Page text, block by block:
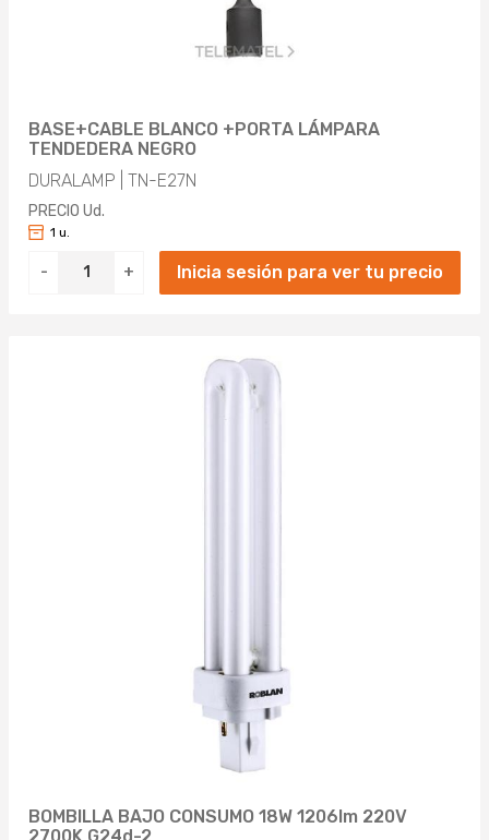
BASE+CABLE BLANCO +PORTA LÁMPARA
TENDEDERA NEGRO
DURALAMP | TN-E27N
PRECIO Ud.
- +
1 u.
Inicia sesión para ver tu precio
BOMBILLA BAJO CONSUMO 18W 1206lm 220V